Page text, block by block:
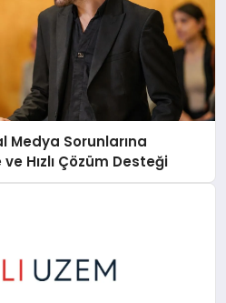
Medya Sorunlarına
Hızlı Çözüm Desteği